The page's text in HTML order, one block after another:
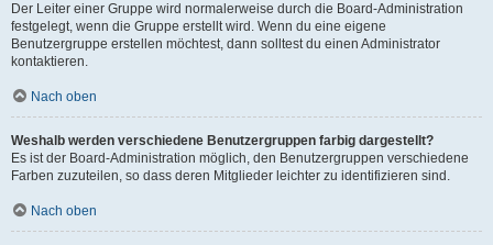
Der Leiter einer Gruppe wird normalerweise durch die Board-Administration
festgelegt, wenn die Gruppe erstellt wird. Wenn du eine eigene
Benutzergruppe erstellen möchtest, dann solltest du einen Administrator
kontaktieren.
Nach oben
Weshalb werden verschiedene Benutzergruppen farbig dargestellt?
Es ist der Board-Administration möglich, den Benutzergruppen verschiedene
Farben zuzuteilen, so dass deren Mitglieder leichter zu identifizieren sind.
Nach oben